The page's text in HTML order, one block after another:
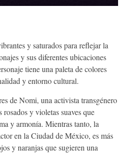
y saturados para reflejar la
y sus diferentes ubicaciones
tiene una paleta de colores
y entorno cultural.
de Nomi, una activista transgénero
y violetas suaves que
y armonía. Mientras tanto, la
en la Ciudad de México, es más
y naranjas que sugieren una